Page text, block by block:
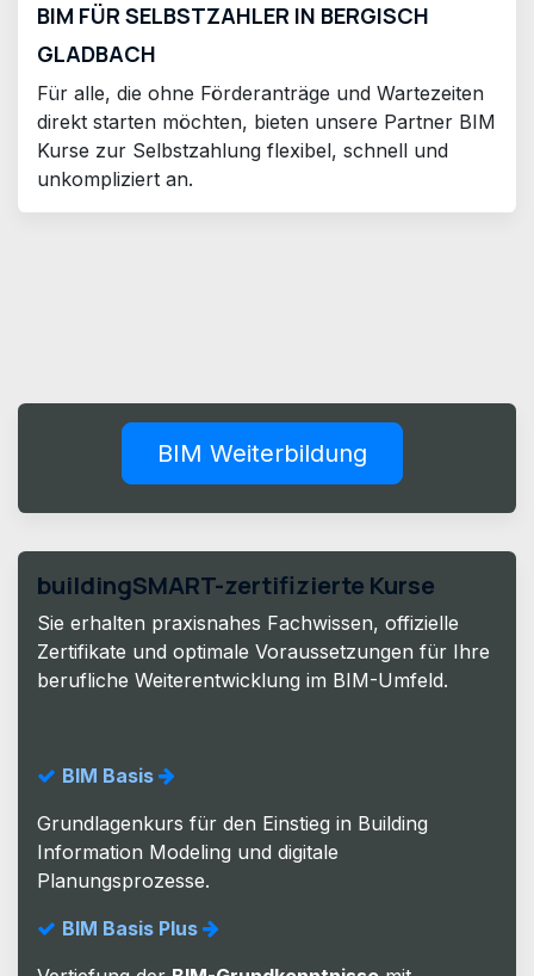
BIM FÜR SELBSTZAHLER IN BERGISCH
GLADBACH
Für alle, die ohne Förderanträge und Wartezeiten
direkt starten möchten, bieten unsere Partner BIM
Kurse zur Selbstzahlung flexibel, schnell und
unkompliziert an.
BIM Weiterbildung
buildingSMART-zertifizierte Kurse
Sie erhalten praxisnahes Fachwissen, offizielle
Zertifikate und optimale Voraussetzungen für Ihre
berufliche Weiterentwicklung im BIM-Umfeld.
BIM Basis
Grundlagenkurs für den Einstieg in Building
Information Modeling und digitale
Planungsprozesse.
BIM Basis Plus